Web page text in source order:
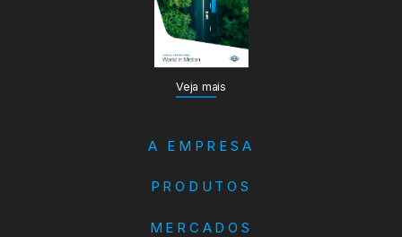
Veja mais
A EMPRESA
PRODUTOS
MERCADOS